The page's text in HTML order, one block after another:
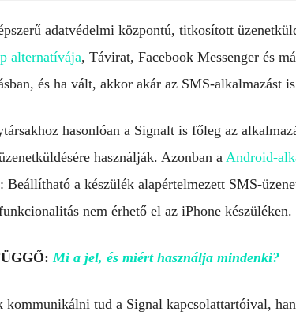
adatvédelmi központú, titkosított
alternatívája, Távirat, Facebook Messenger és
és ha vált, akkor akár az SMS-alkalmazást
hasonlóan a Signalt is főleg az
használják. Azonban a Android-
Beállítható a készülék alapértelmezett SMS-
nem érhető el az iPhone készüléken.
Mi a jel, és miért használja mindenki?
kommunikálni tud a Signal kapcsolattartóival,